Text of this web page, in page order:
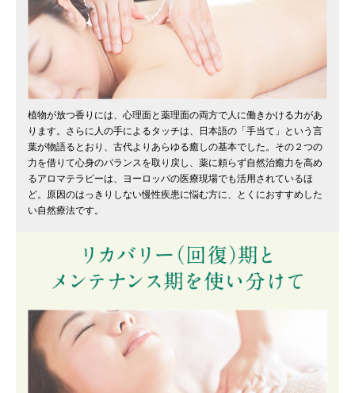
植物が放つ香りには、心理面と薬理面の両方で人に働きかける力があ
ります。さらに人の手によるタッチは、日本語の「手当て」という言
葉が物語るとおり、古代よりあらゆる癒しの基本でした。その２つの
力を借りて心身のバランスを取り戻し、薬に頼らず自然治癒力を高め
るアロマテラピーは、ヨーロッパの医療現場でも活用されているほ
ど。原因のはっきりしない慢性疾患に悩む方に、とくにおすすめした
い自然療法です。